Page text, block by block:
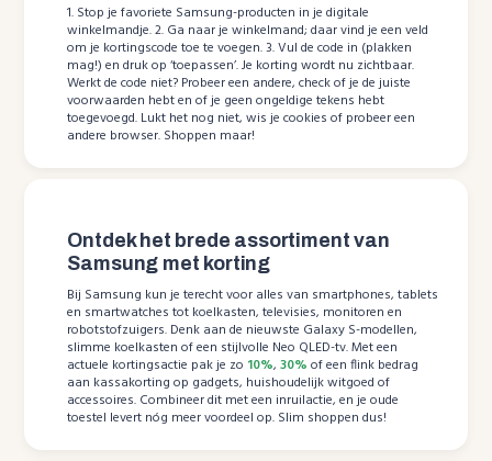
1. Stop je favoriete Samsung-producten in je digitale
winkelmandje. 2. Ga naar je winkelmand; daar vind je een veld
om je kortingscode toe te voegen. 3. Vul de code in (plakken
mag!) en druk op ‘toepassen’. Je korting wordt nu zichtbaar.
Werkt de code niet? Probeer een andere, check of je de juiste
voorwaarden hebt en of je geen ongeldige tekens hebt
toegevoegd. Lukt het nog niet, wis je cookies of probeer een
andere browser. Shoppen maar!
Ontdek het brede assortiment van
Samsung met korting
Bij Samsung kun je terecht voor alles van smartphones, tablets
en smartwatches tot koelkasten, televisies, monitoren en
robotstofzuigers. Denk aan de nieuwste Galaxy S-modellen,
slimme koelkasten of een stijlvolle Neo QLED-tv. Met een
actuele kortingsactie pak je zo 10%,30% of een flink bedrag
aan kassakorting op gadgets, huishoudelijk witgoed of
accessoires. Combineer dit met een inruilactie, en je oude
toestel levert nóg meer voordeel op. Slim shoppen dus!